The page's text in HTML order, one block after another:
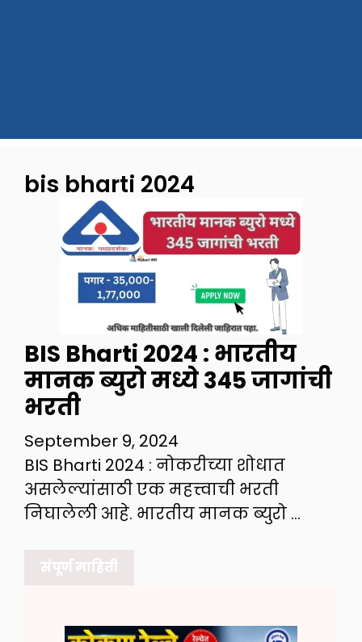
bis bharti 2024
BIS Bharti 2024 : भारतीय
मानक ब्युरो मध्ये 345 जागांची
भरती
September 9, 2024
BIS Bharti 2024 : नोकरीच्या शोधात
असलेल्यांसाठी एक महत्त्वाची भरती
निघालेली आहे. भारतीय मानक ब्युरो …
संपूर्ण माहिती